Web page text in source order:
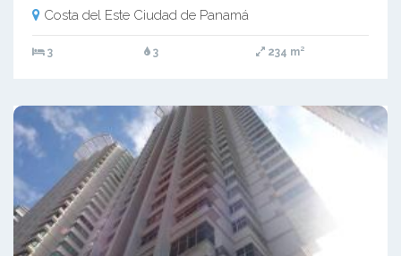
Costa del Este Ciudad de Panamá
3 3 234 m²